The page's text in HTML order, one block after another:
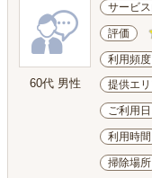
60代 男性
サービ
評価
利用頻度
提供エ
ご利用日
利用時間
掃除場所